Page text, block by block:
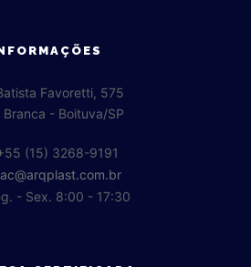
Favoretti, 575
Branca - Boituva/SP
(15) 3268-9191
- Sex. 8:00 - 17:30